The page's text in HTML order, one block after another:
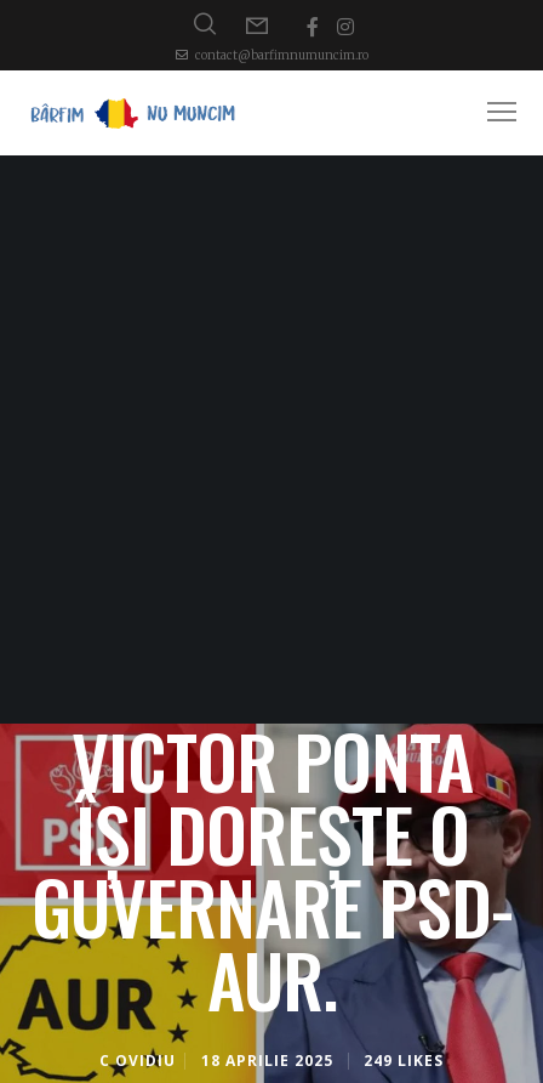
contact@barfimnumuncim.ro
VICTOR PONTA
ÎȘI DOREȘTE O
GUVERNARE PSD-
AUR.
C OVIDIU 18 APRILIE 2025 249 LIKES